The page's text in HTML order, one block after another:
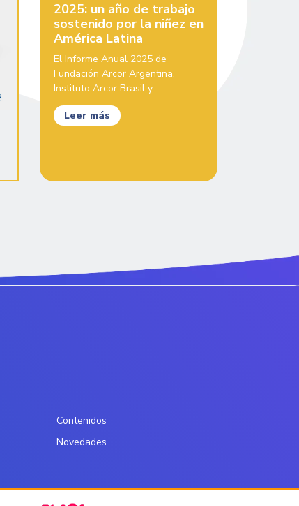
2025: un año de trabajo
sostenido por la niñez en
América Latina
El Informe Anual 2025 de
Fundación Arcor Argentina,
Instituto Arcor Brasil y ...
Leer más
Contenidos
Novedades